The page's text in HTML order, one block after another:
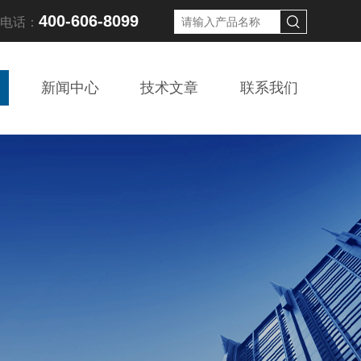
话： 400-606-8099
新闻中心 技术文章 联系我们